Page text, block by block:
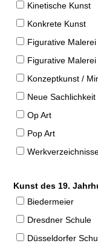
Kinetische Kunst
Konkrete Kunst
Figurative
Figurative
Konzeptkunst /
Neue Sachlichkeit
Op Art
Pop Art
Kunst des 19.
Biedermeier
Dresdner Schule
Düsseldorfer